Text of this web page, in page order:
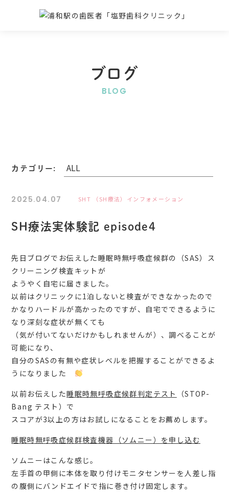
ブログ
BLOG
カテゴリー:
2025.04.07 SHT （SH療法）インフォメーション
SH療法実体験記 episode4
先日ブログでお伝えした睡眠時無呼吸症候群の（SAS）ス
クリーニング検査キットが
ようやく自宅に届きました。
以前はクリニックに1泊しないと検査ができなかったので
かなりハードルが高かったのですが、自宅でできるように
なり深刻な症状が無くても
（気が付いてないだけかもしれませんが）、調べることが
可能になり、
自分のSASの有無や症状レベルを把握することができるよ
うになりました
以前お伝えした睡眠時無呼吸症候群判定テスト
（STOP-
Bang テスト）で
スコアが3以上の方はお試しになることをお薦めします。
睡眠時無呼吸症候群検査機器（ソムニー）を申し込む
ソムニーはこんな感じ。
左手首の甲側に本体を取り付けモニタセンサーを人差し指
の腹側にバンドエイドで指に巻き付け固定します。